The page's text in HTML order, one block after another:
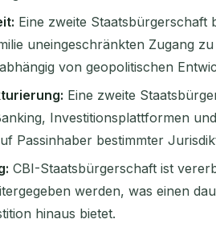
Eine zweite Staatsbürgerschaft
uneingeschränkten Zugang
von geopolitischen
Eine zweite
Investitionsplattformen
Passinhaber bestimmter
CBI-Staatsbürgerschaft ist
werden, was einen
hinaus bietet.